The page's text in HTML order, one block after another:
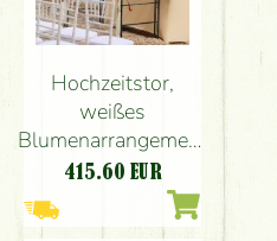
Hochzeitstor,
weißes
Blumenarrangement
mit Blumen und
Bändern (Lisianthus,
Rose)
415.60 EUR